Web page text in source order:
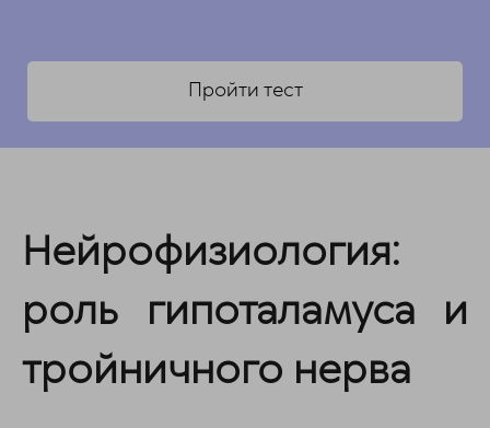
Пройти тест
Нейрофизиология:
роль гипоталамуса и
тройничного нерва